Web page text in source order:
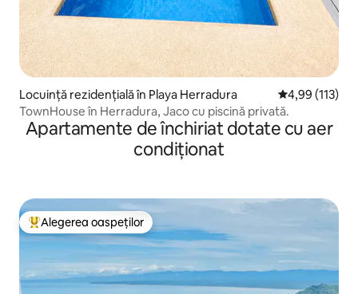
Locuință rezidențială în Playa Herradura Scor mediu
4,99 (113)
TownHouse în Herradura, Jaco cu piscină privată.
Apartamente de închiriat dotate cu aer
condiționat
Locuință din topul categoriei Alegerea oaspeților
Alegerea oaspeților